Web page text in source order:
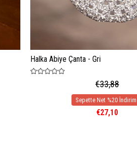
Halka Abiye Çanta - Gri
€33,88
€27,10